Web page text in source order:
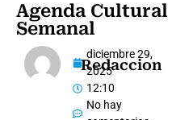
Agenda Cultural
Semanal
Redaccion
diciembre 29,
2025
12:10
No hay